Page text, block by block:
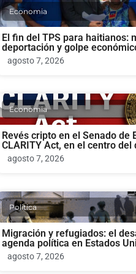
Economia
El fin del TPS para haitianos:
deportación y golpe
agosto 7, 2026
Economia
Revés cripto en el Senado de
CLARITY Act, en el centro del
agosto 7, 2026
Politica
Migración y refugiados: el
agenda política en Estados
agosto 7, 2026